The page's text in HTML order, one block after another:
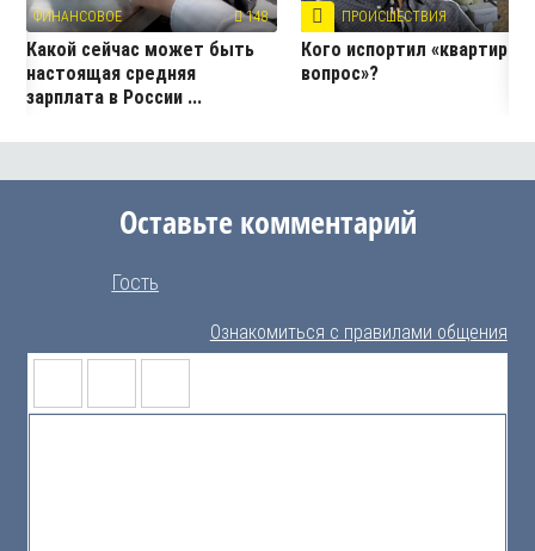
ФИНАНСОВОЕ 148
Какой сейчас может быть
настоящая средняя
зарплата в России ...
ПРОИСШЕСТВИЯ
Кого испортил
вопрос»?
Оставьте комментарий
Гость
Ознакомиться с правилами общения